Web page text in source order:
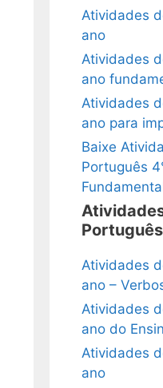
Atividades
ano
Atividades
ano
Atividades
ano para
Baixe
Português
Atividades
ano –
Atividades
ano do
Atividades
ano